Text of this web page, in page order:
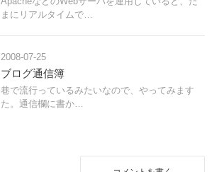
まにリアルタイムで…
2008-07-25
ブログ通信簿
巷で流行っているみたいなので、やってみます
た。通信欄に書か…